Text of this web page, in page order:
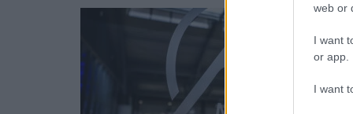
web or
I want
or app.
I want